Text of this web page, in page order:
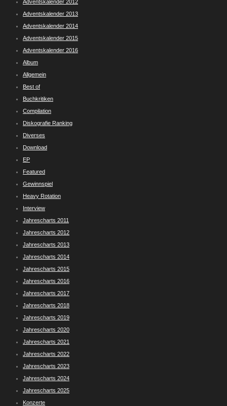
Adventskalender 2012
Adventskalender 2013
Adventskalender 2014
Adventskalender 2015
Adventskalender 2016
Album
Allgemein
Best of
Buchkritiken
Compilation
Diskografie Ranking
Diverses
Download
EP
Featured
Gewinnspiel
Heavy Rotation
Interview
Jahrescharts 2011
Jahrescharts 2012
Jahrescharts 2013
Jahrescharts 2014
Jahrescharts 2015
Jahrescharts 2016
Jahrescharts 2017
Jahrescharts 2018
Jahrescharts 2019
Jahrescharts 2020
Jahrescharts 2021
Jahrescharts 2022
Jahrescharts 2023
Jahrescharts 2024
Jahrescharts 2025
Konzerte